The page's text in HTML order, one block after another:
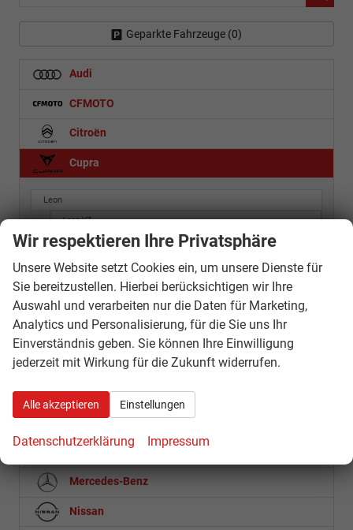
Geparkte Fahrzeuge (0)
Audi
CFMOTO
Citroën
Cupra
Leon
Leon VZ
Leon Sportstourer
Tribe Edition
Dacia
Fiat
Ford
Hyundai
Mercedes-Benz
Nissan
Wir respektieren Ihre Privatsphäre
Unsere Website setzt Cookies ein, um unsere Dienste für
Sie bereitzustellen. Hierbei berücksichtigen wir Ihre
Auswahl und verarbeiten nur die Daten für Marketing,
Analytics und Personalisierung, für die Sie uns Ihr
Einverständnis geben. Sie können Ihre Einwilligung
jederzeit mit Wirkung für die Zukunft widerrufen.
Alle akzeptieren Einstellungen
Datenschutzerklärung Impressum